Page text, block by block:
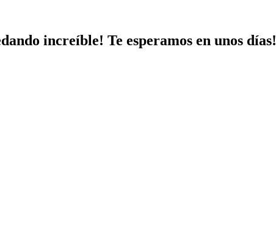
increíble! Te esperamos en unos días!